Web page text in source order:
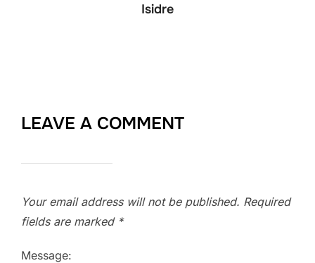
Isidre
LEAVE A COMMENT
Your email address will not be published. Required
fields are marked *
Message: